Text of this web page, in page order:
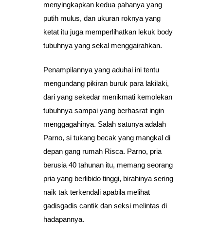
menyingkapkan kedua pahanya yang
putih mulus, dan ukuran roknya yang
ketat itu juga memperlihatkan lekuk body
tubuhnya yang sekal menggairahkan.
Penampilannya yang aduhai ini tentu
mengundang pikiran buruk para lakilaki,
dari yang sekedar menikmati kemolekan
tubuhnya sampai yang berhasrat ingin
menggagahinya. Salah satunya adalah
Parno, si tukang becak yang mangkal di
depan gang rumah Risca. Parno, pria
berusia 40 tahunan itu, memang seorang
pria yang berlibido tinggi, birahinya sering
naik tak terkendali apabila melihat
gadisgadis cantik dan seksi melintas di
hadapannya.